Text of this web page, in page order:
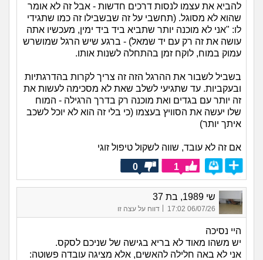
להביא את עצמו לנסות דרכים חדשות - אבל זה לא אומר
שהוא לא מסוגל. (תחשבי על זה שבשבילו זה כמו שתגידי
לו: "אני לא מוכנה יותר שתביא ביד ביד ימין, מעכשיו אתה
עושה את זה רק עם יד שמאל) - ברגע שיש הרגל שמושרש
עמוק במוח, לוקח זמן בהתחלה לשנות אותו.
בשביל לשבור את ההרגל הזה זה צריך לקרות בהדרגתיות
ובעקביות. עד שתגיעי לשלב שאת לא מסכימה לעשות את
זה יותר עם בגדים ואת מוכנה רק בדרך הרגילה - המוח
שלו יעשה את הסוויץ בעצמו (כי בלי זה הוא לא יוכל לשכב
איתך יותר)
אם זה לא עובד, שווה לשקול טיפול זוגי
1
0
שי 1989, בת 37
06/07/26 17:02
| דווח על עצה זו
היי נסיכה
יש משהו מאוד לא בריא בגישה של שניכם לסקס.
אני לא באה חלילה להאשים, אלא מציגה עובדה פשוטה: